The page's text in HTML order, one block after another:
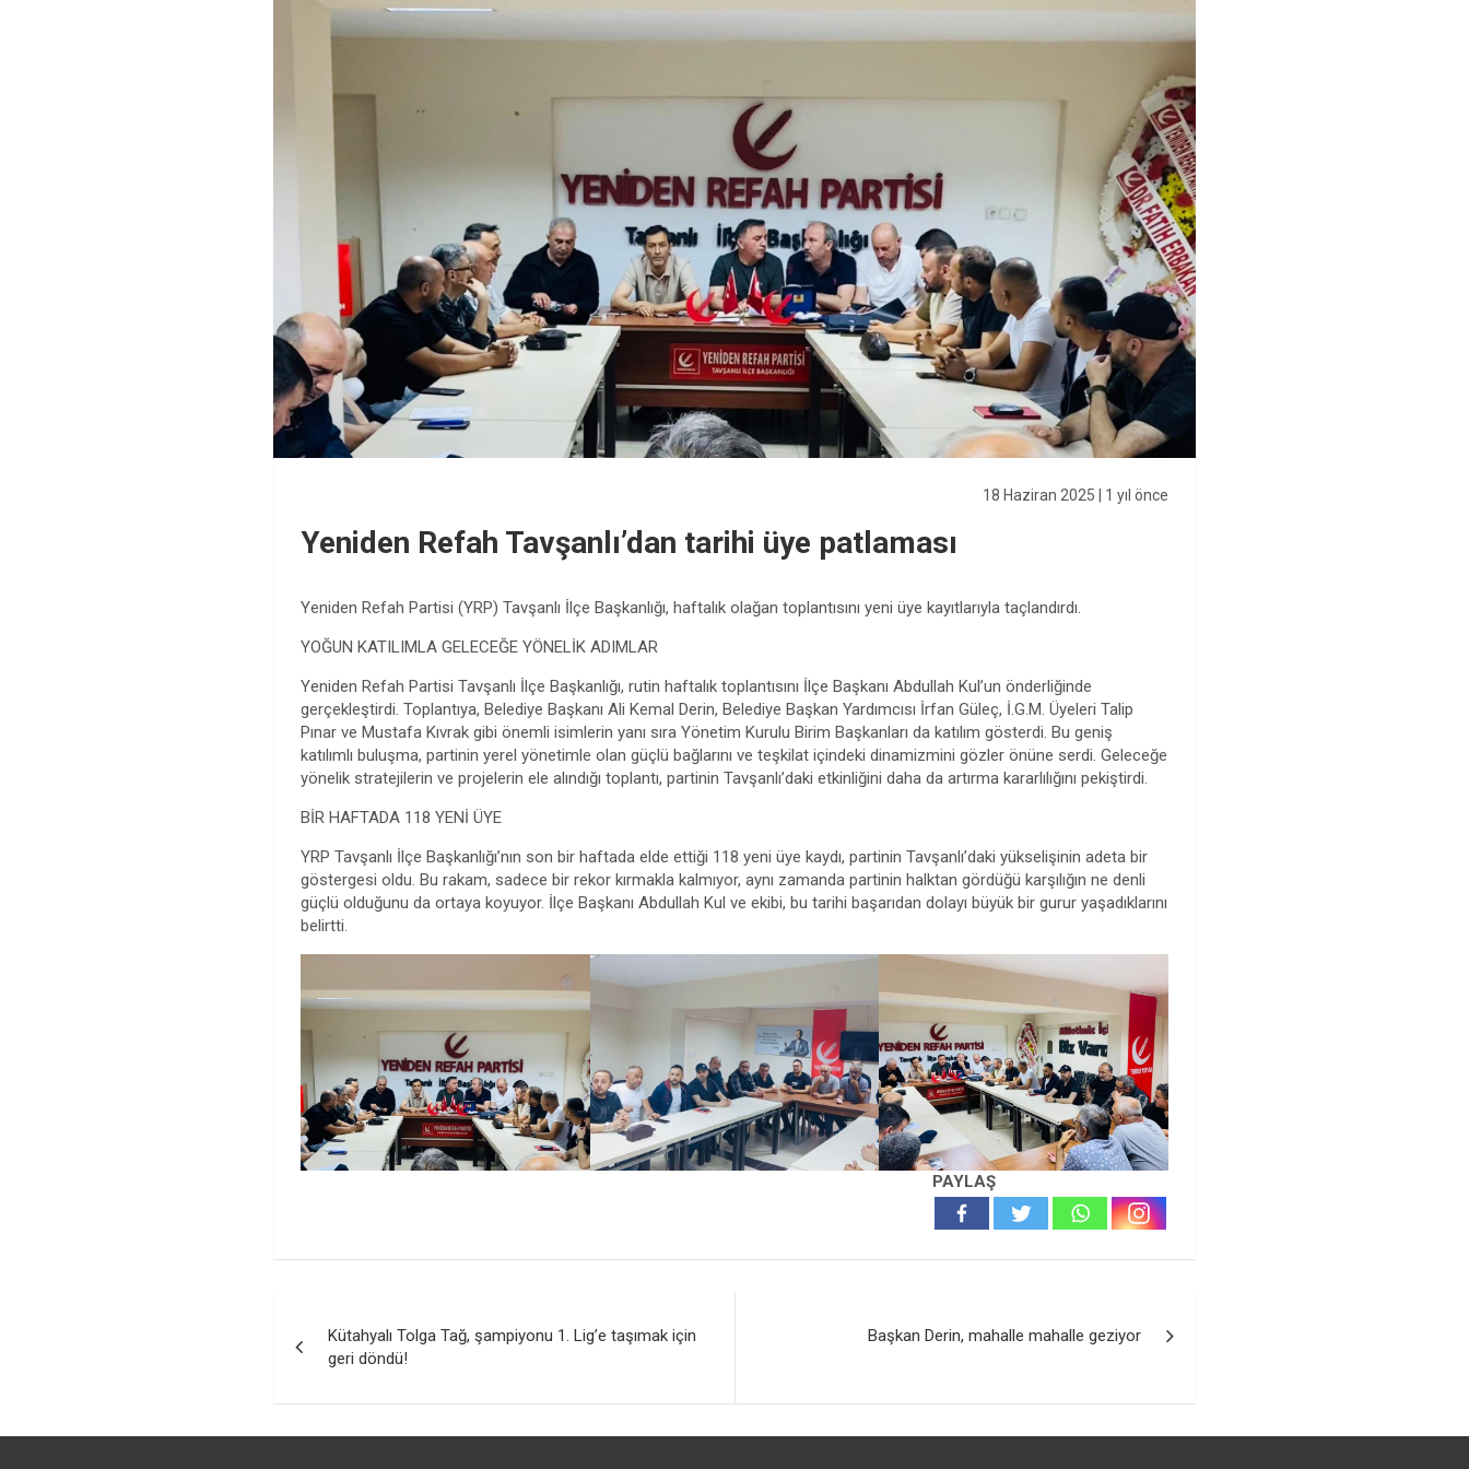
18 Haziran 2025 | 1 yıl önce
Yeniden Refah Tavşanlı’dan tarihi üye patlaması
Yeniden Refah Partisi (YRP) Tavşanlı İlçe Başkanlığı, haftalık olağan toplantısını yeni üye kayıtlarıyla taçlandırdı.
YOĞUN KATILIMLA GELECEĞE YÖNELİK ADIMLAR
Yeniden Refah Partisi Tavşanlı İlçe Başkanlığı, rutin haftalık toplantısını İlçe Başkanı Abdullah Kul’un önderliğinde
gerçekleştirdi. Toplantıya, Belediye Başkanı Ali Kemal Derin, Belediye Başkan Yardımcısı İrfan Güleç, İ.G.M. Üyeleri Talip
Pınar ve Mustafa Kıvrak gibi önemli isimlerin yanı sıra Yönetim Kurulu Birim Başkanları da katılım gösterdi. Bu geniş
katılımlı buluşma, partinin yerel yönetimle olan güçlü bağlarını ve teşkilat içindeki dinamizmini gözler önüne serdi. Geleceğe
yönelik stratejilerin ve projelerin ele alındığı toplantı, partinin Tavşanlı’daki etkinliğini daha da artırma kararlılığını pekiştirdi.
BİR HAFTADA 118 YENİ ÜYE
YRP Tavşanlı İlçe Başkanlığı’nın son bir haftada elde ettiği 118 yeni üye kaydı, partinin Tavşanlı’daki yükselişinin adeta bir
göstergesi oldu. Bu rakam, sadece bir rekor kırmakla kalmıyor, aynı zamanda partinin halktan gördüğü karşılığın ne denli
güçlü olduğunu da ortaya koyuyor. İlçe Başkanı Abdullah Kul ve ekibi, bu tarihi başarıdan dolayı büyük bir gurur yaşadıklarını
belirtti.
PAYLAŞ
gezinmesi
Kütahyalı Tolga Tağ, şampiyonu 1. Lig’e taşımak için
geri döndü!
Başkan Derin, mahalle mahalle geziyor